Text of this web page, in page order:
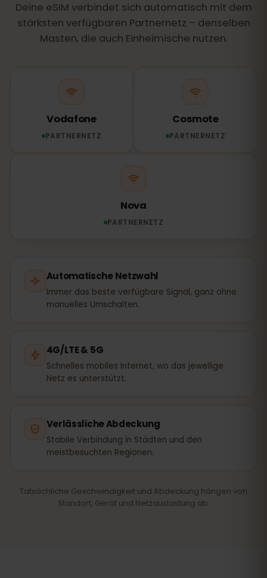
Deine eSIM verbindet sich automatisch mit dem
stärksten verfügbaren Partnernetz – denselben
Masten, die auch Einheimische nutzen.
Vodafone
PARTNERNETZ
Cosmote
PARTNERNETZ
Nova
PARTNERNETZ
Automatische Netzwahl
Immer das beste verfügbare Signal, ganz ohne
manuelles Umschalten.
4G/LTE & 5G
Schnelles mobiles Internet, wo das jeweilige
Netz es unterstützt.
Verlässliche Abdeckung
Stabile Verbindung in Städten und den
meistbesuchten Regionen.
Tatsächliche Geschwindigkeit und Abdeckung hängen von
Standort, Gerät und Netzauslastung ab.